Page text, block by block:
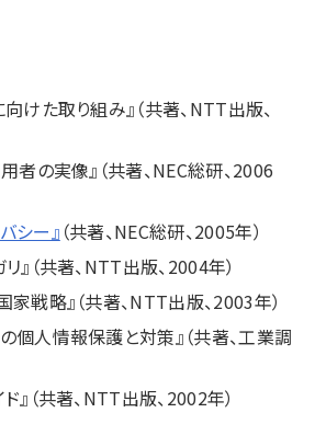
けた取り組み』（共著、NTT出版、
用者の実像』（共著、NEC総研、2006
シー』 （共著、NEC総研、2005年）
』（共著、NTT出版、2004年）
家戦略』（共著、NTT出版、2003年）
個人情報保護と対策』（共著、工業調
』（共著、NTT出版、2002年）